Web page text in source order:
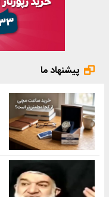
پیشنهاد ما